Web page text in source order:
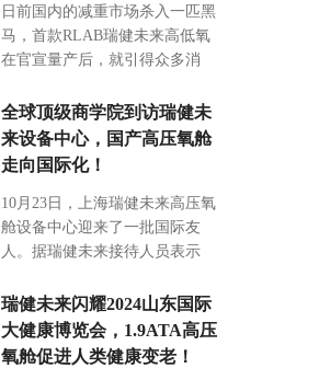
日前国内的减重市场杀入一匹黑
马，首款RLAB瑞健未来高低氧
在官宣量产后，就引得众多消
全球顶级商学院到访瑞健未
来设备中心，国产高压氧舱
走向国际化！
10月23日，上海瑞健未来高压氧
舱设备中心迎来了一批国际友
人。据瑞健未来接待人员表示
瑞健未来闪耀2024山东国际
大健康博览会，1.9ATA高压
氧舱促进人类健康变老！